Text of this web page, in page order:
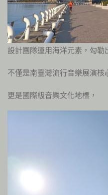
設計團隊運用海洋元素，勾勒
不僅是南臺灣流行音樂展演核
更是國際級音樂文化地標，